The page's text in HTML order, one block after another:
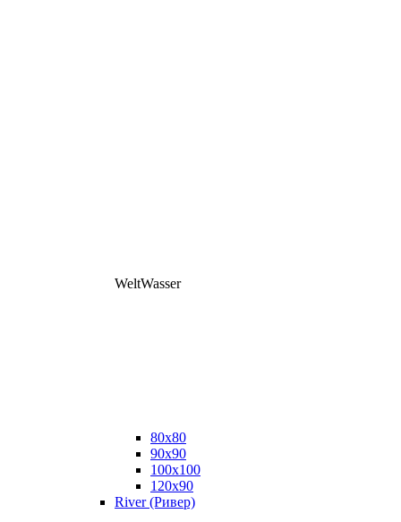
WeltWasser
80x80
90x90
100x100
120x90
River (Ривер)